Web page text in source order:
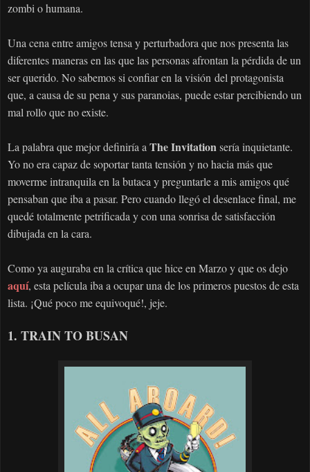
zombi o humana.
Una cena entre amigos tensa y perturbadora que nos presenta las
diferentes maneras en las que las personas afrontan la pérdida de un
ser querido. No sabemos si confiar en lavisión del protagonista
que, a causa de su pena y sus paranoias, puede estar percibiendo un
mal rollo que no existe.
La palabra que mejor definiría aThe Invitationseríainquietante.
Yo no era capaz de soportar tanta tensión y no hacia más que
moverme intranquila en la butaca y preguntarle a mis amigos qué
pensaban que iba a pasar. Pero cuando llegó el desenlace final, me
quedé totalmente petrificada y con una sonrisa de satisfacción
dibujada en la cara.
Como ya auguraba en la crítica que hice en Marzo y que os dejo
aquí, esta película iba a ocupar una de los primeros puestos de esta
lista. ¡Qué poco me equivoqué!, jeje.
1. TRAIN TO BUSAN